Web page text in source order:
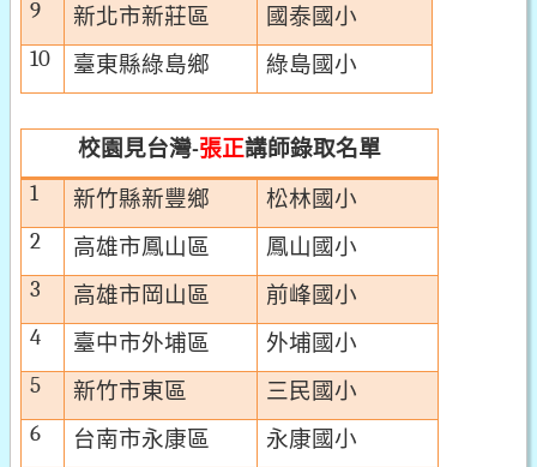
9 新北市新莊區 國泰國小
10 臺東縣綠島鄉 綠島國小
校園見台灣-張正講師錄取名單
1 新竹縣新豐鄉 松林國小
2 高雄市鳳山區 鳳山國小
3 高雄市岡山區 前峰國小
4 臺中市外埔區 外埔國小
5 新竹市東區 三民國小
6 台南市永康區 永康國小